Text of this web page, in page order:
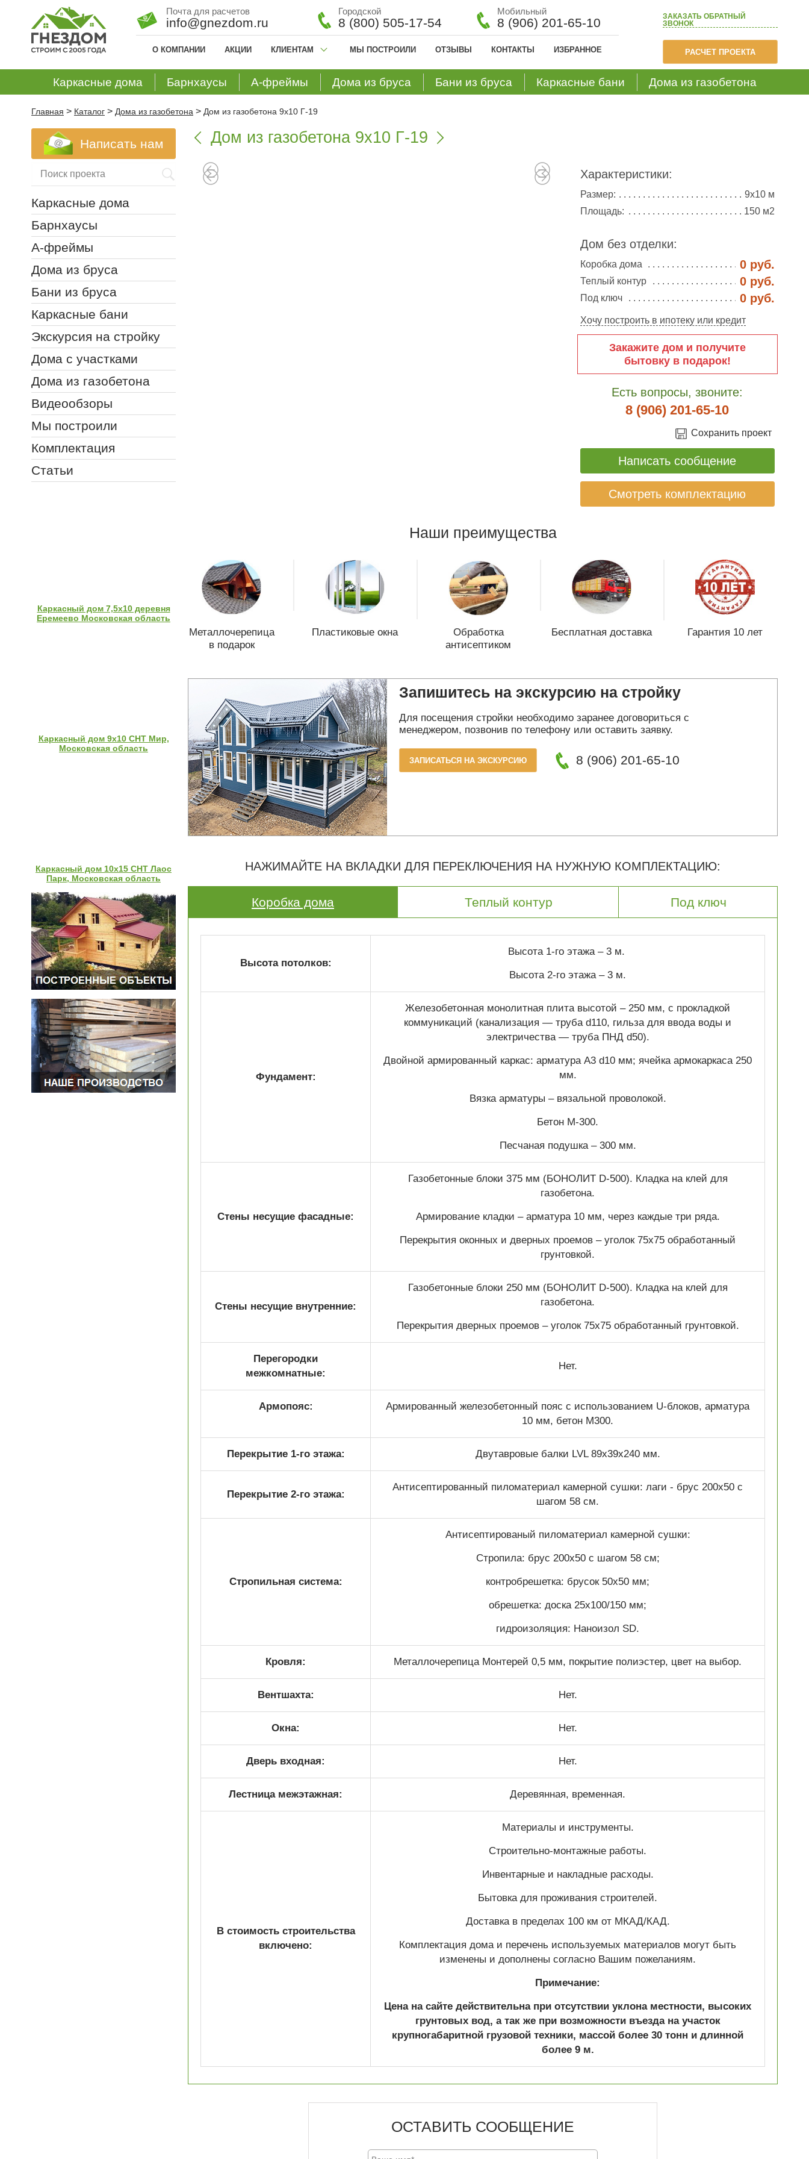
ЗАКАЗАТЬ ОБРАТНЫЙ
ЗВОНОК
РАСЧЕТ ПРОЕКТА
Почта для расчетов
info@gnezdom.ru
Городской
8 (800) 505-17-54
Мобильный
8 (906) 201-65-10
О КОМПАНИИ АКЦИИ КЛИЕНТАМ МЫ ПОСТРОИЛИ ОТЗЫВЫ КОНТАКТЫ ИЗБРАННОЕ
Каркасные дома Барнхаусы А-фреймы Дома из бруса Бани из бруса Каркасные бани Дома из газобетона
Главная > Каталог > Дома из газобетона > Дом из газобетона 9х10 Г-19
 Дом из газобетона 9х10 Г-19 
Характеристики:
Размер:
9х10 м
Площадь:
150 м2
Дом без отделки:
Коробка дома 0 руб.
Теплый контур 0 руб.
Под ключ 0 руб.
Хочу построить в ипотеку или кредит
Закажите дом и получите
бытовку в подарок!
Есть вопросы, звоните:
8 (906) 201-65-10
Сохранить проект
Написать сообщение
Смотреть комплектацию
Наши преимущества
Металлочерепица
в подарок
Пластиковые окна
Обработка
антисептиком
Бесплатная доставка Гарантия 10 лет
Запишитесь на экскурсию на стройку
Для посещения стройки необходимо заранее договориться с
менеджером, позвонив по телефону или оставить заявку.
ЗАПИСАТЬСЯ НА ЭКСКУРСИЮ 8 (906) 201-65-10
НАЖИМАЙТЕ НА ВКЛАДКИ ДЛЯ ПЕРЕКЛЮЧЕНИЯ НА НУЖНУЮ КОМПЛЕКТАЦИЮ:
Коробка дома Теплый контур Под ключ
Высота потолков:
Высота 1-го этажа – 3 м.
Высота 2-го этажа – 3 м.
Фундамент:
Железобетонная монолитная плита высотой – 250 мм, с прокладкой
коммуникаций (канализация — труба d110, гильза для ввода воды и
электричества — труба ПНД d50).
Двойной армированный каркас: арматура A3 d10 мм; ячейка армокаркаса 250
мм.
Вязка арматуры – вязальной проволокой.
Бетон М-300.
Песчаная подушка – 300 мм.
Стены несущие фасадные:
Газобетонные блоки 375 мм (БОНОЛИТ D-500). Кладка на клей для
газобетона.
Армирование кладки – арматура 10 мм, через каждые три ряда.
Перекрытия оконных и дверных проемов – уголок 75х75 обработанный
грунтовкой.
Стены несущие внутренние:
Газобетонные блоки 250 мм (БОНОЛИТ D-500). Кладка на клей для
газобетона.
Перекрытия дверных проемов – уголок 75х75 обработанный грунтовкой.
Перегородки
межкомнатные:
Нет.
Армопояс:
Армированный железобетонный пояс с использованием U-блоков, арматура
10 мм, бетон М300.
Перекрытие 1-го этажа: Двутавровые балки LVL 89х39х240 мм.
Перекрытие 2-го этажа:
Антисептированный пиломатериал камерной сушки: лаги - брус 200х50 с
шагом 58 см.
Стропильная система:
Антисептированый пиломатериал камерной сушки:
Стропила: брус 200х50 с шагом 58 см;
контробрешетка: брусок 50х50 мм;
обрешетка: доска 25х100/150 мм;
гидроизоляция: Наноизол SD.
Кровля: Металлочерепица Монтерей 0,5 мм, покрытие полиэстер, цвет на выбор.
Вентшахта: Нет.
Окна: Нет.
Дверь входная: Нет.
Лестница межэтажная: Деревянная, временная.
В стоимость строительства
включено:
Материалы и инструменты.
Cтроительно-монтажные работы.
Инвентарные и накладные расходы.
Бытовка для проживания строителей.
Доставка в пределах 100 км от МКАД/КАД.
Комплектация дома и перечень используемых материалов могут быть
изменены и дополнены согласно Вашим пожеланиям.
Примечание:
Цена на сайте действительна при отсутствии уклона местности, высоких
грунтовых вод, а так же при возможности въезда на участок
крупногабаритной грузовой техники, массой более 30 тонн и длинной
более 9 м.
ОСТАВИТЬ СООБЩЕНИЕ
Написать нам
Каркасные дома
Барнхаусы
А-фреймы
Дома из бруса
Бани из бруса
Каркасные бани
Экскурсия на стройку
Дома с участками
Дома из газобетона
Видеообзоры
Мы построили
Комплектация
Статьи
Каркасный дом 7,5х10 деревня
Еремеево Московская область
Каркасный дом 9х10 СНТ Мир,
Московская область
Каркасный дом 10х15 СНТ Лаос
Парк, Московская область